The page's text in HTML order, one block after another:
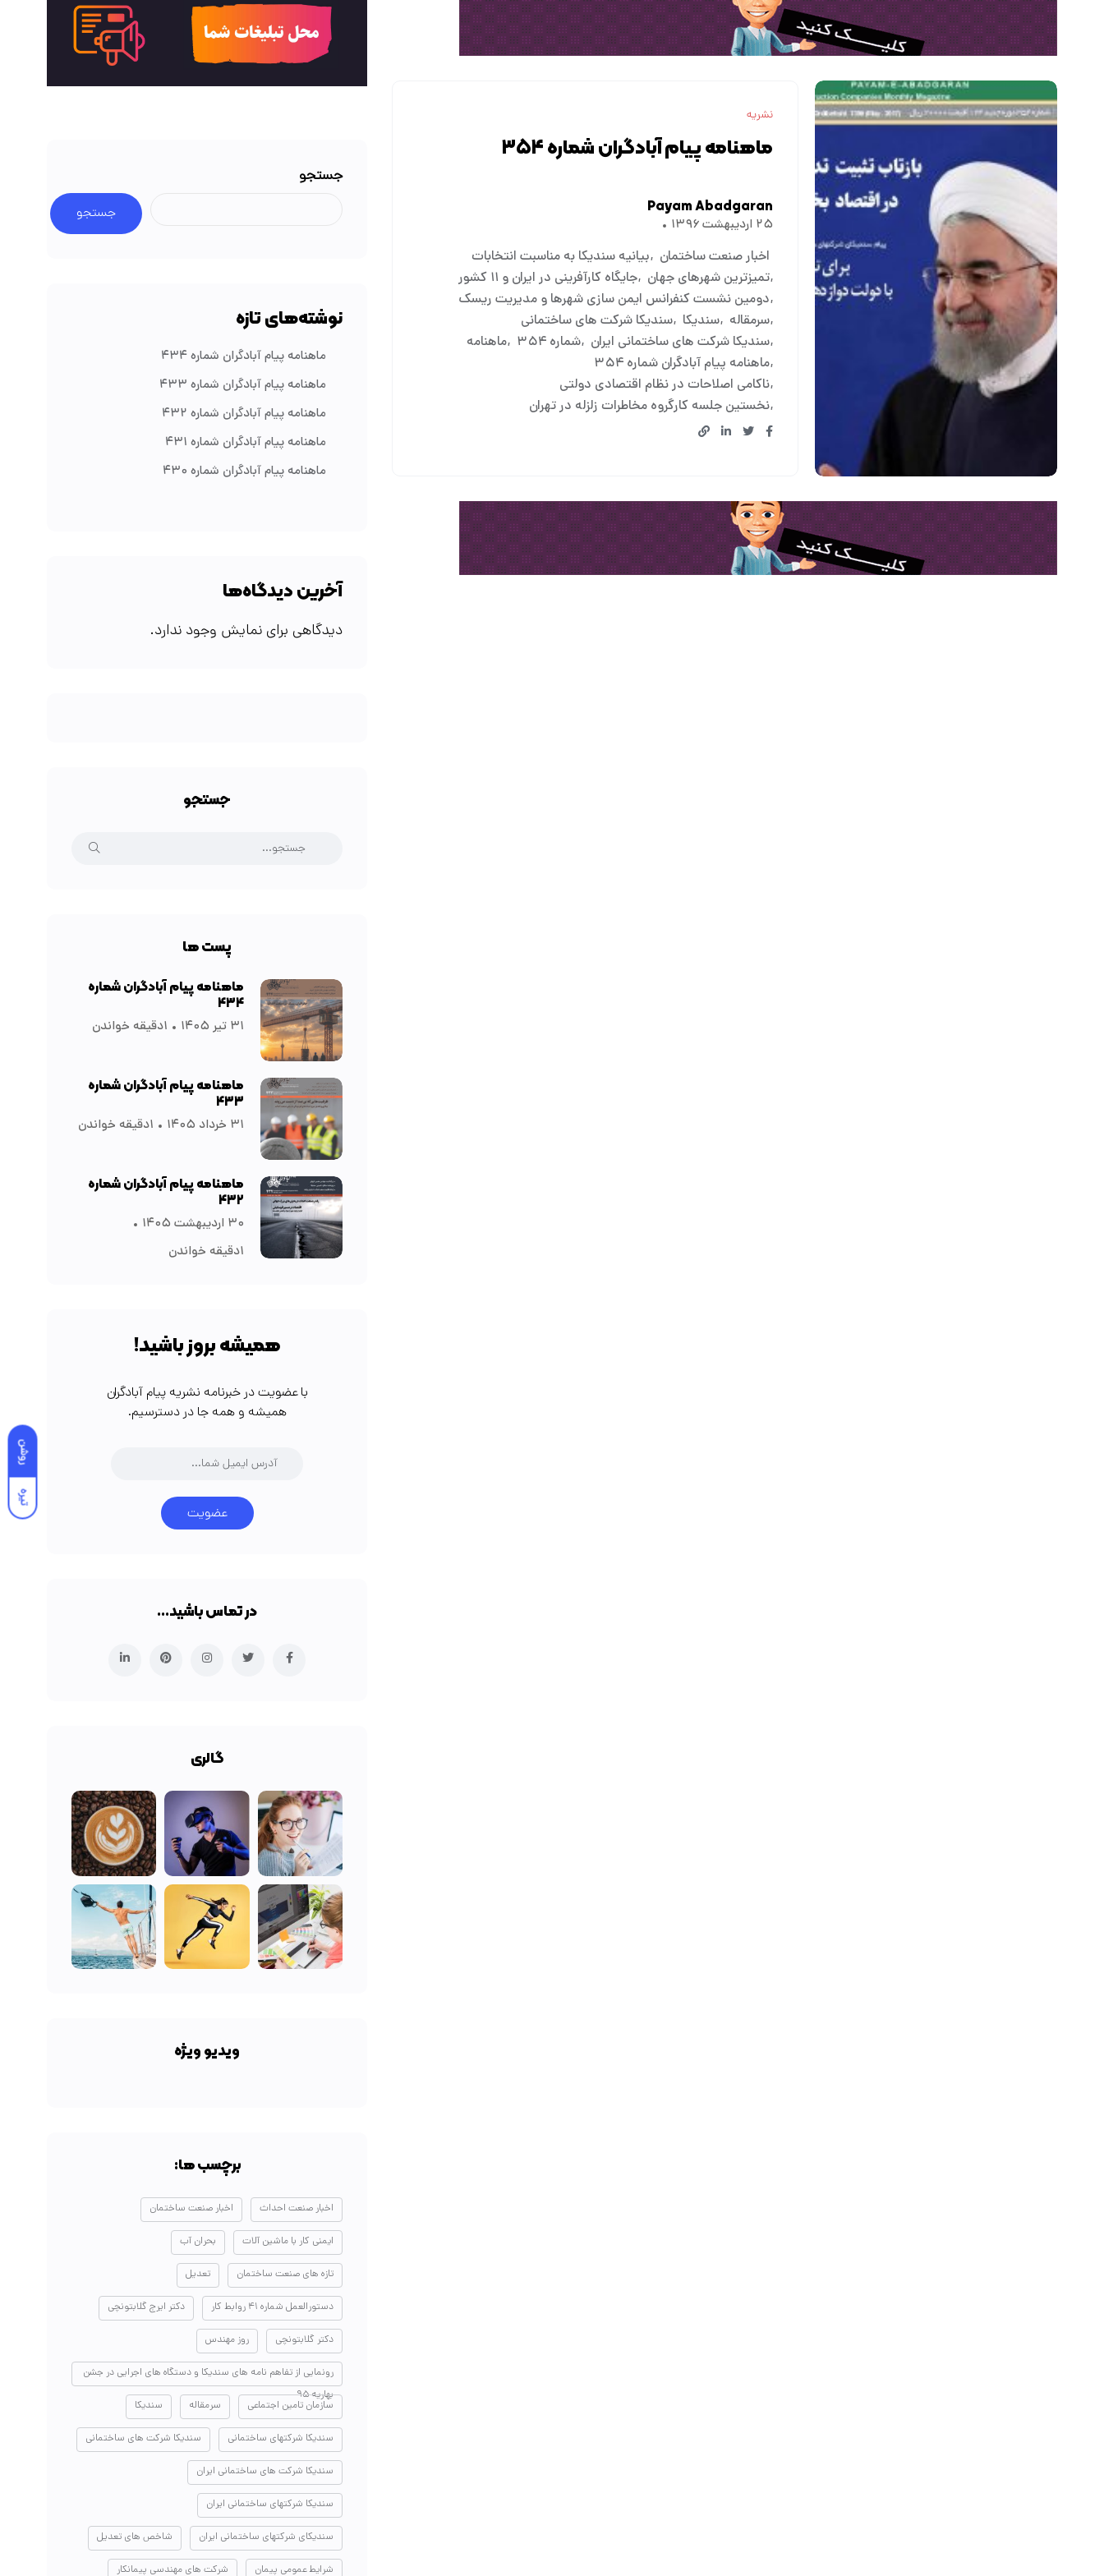
روشن
تیره
نشریه
ماهنامه پیام آبادگران شماره ۳۵۴
Payam Abadgaran
۲۵ اردیبهشت ۱۳۹۶
اخبار صنعت ساختمان بیانیه سندیکا به مناسبت انتخابات
تمیزترین شهرهای جهان جایگاه کارآفرینی در ایران و ۱۱ کشور
دومین نشست کنفرانس ایمن سازی شهرها و مدیریت ریسک
سرمقاله سندیکا سندیکا شرکت های ساختمانی
سندیکا شرکت های ساختمانی ایران شماره ۳۵۴
ماهنامه
ماهنامه پیام آبادگران شماره ۳۵۴
ناکامی اصلاحات در نظام اقتصادی دولتی
نخستین جلسه کارگروه مخاطرات زلزله در تهران
جستجو
جستجو
نوشته‌های تازه
ماهنامه پیام آبادگران شماره ۴۳۴
ماهنامه پیام آبادگران شماره ۴۳۳
ماهنامه پیام آبادگران شماره ۴۳۲
ماهنامه پیام آبادگران شماره ۴۳۱
ماهنامه پیام آبادگران شماره ۴۳۰
آخرین دیدگاه‌ها
دیدگاهی برای نمایش وجود ندارد.
جستجو
پست ها
ماهنامه پیام آبادگران شماره
۴۳۴
۳۱ تیر ۱۴۰۵ ۱دقیقه خواندن
ماهنامه پیام آبادگران شماره
۴۳۳
۳۱ خرداد ۱۴۰۵ ۱دقیقه خواندن
ماهنامه پیام آبادگران شماره
۴۳۲
۳۰ اردیبهشت ۱۴۰۵
۱دقیقه خواندن
همیشه بروز باشید!
با عضویت در خبرنامه نشریه پیام آبادگران
همیشه و همه جا در دسترسیم.
عضویت
در تماس باشید…
گالری
ویدیو ویژه
برچسب ها:
اخبار صنعت احداث اخبار صنعت ساختمان
ایمنی کار با ماشین آلات بحران آب
تازه های صنعت ساختمان تعدیل
دستورالعمل شماره ۴۱ روابط کار دکتر ایرج گلابتونچی
دکتر گلابتونچی روز مهندس
رونمایی از تفاهم نامه های سندیکا و دستگاه های اجرایی در جشن
بهاریه ۹۵
سازمان تامین اجتماعی سرمقاله سندیکا
سندیکا شرکتهای ساختمانی سندیکا شرکت های ساختمانی
سندیکا شرکت های ساختمانی ایران
سندیکا شرکتهای ساختمانی ایران
سندیکای شرکتهای ساختمانی ایران شاخص های تعدیل
شرایط عمومی پیمان شرکت های مهندسی پیمانکار